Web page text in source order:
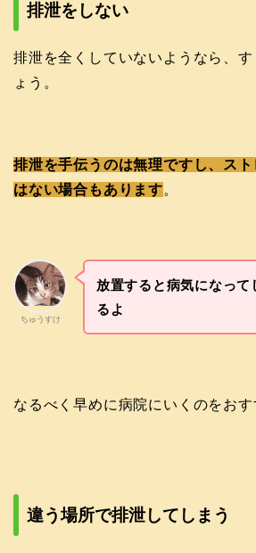
排泄をしない
排泄を全くしていないようなら、
ょう。
排泄を手伝うのは無理ですし、ス
はない場合もあります。
ちゅうすけ
放置すると病気になって
るよ
なるべく早めに病院にいくのをおす
違う場所で排泄してしまう